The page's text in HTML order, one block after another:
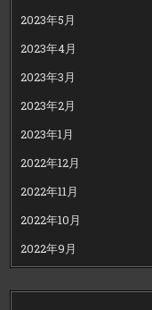
2023年5月
2023年4月
2023年3月
2023年2月
2023年1月
2022年12月
2022年11月
2022年10月
2022年9月